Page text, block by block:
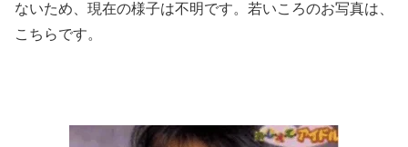
ないため、現在の様子は不明です。若いころのお写真は、
こちらです。